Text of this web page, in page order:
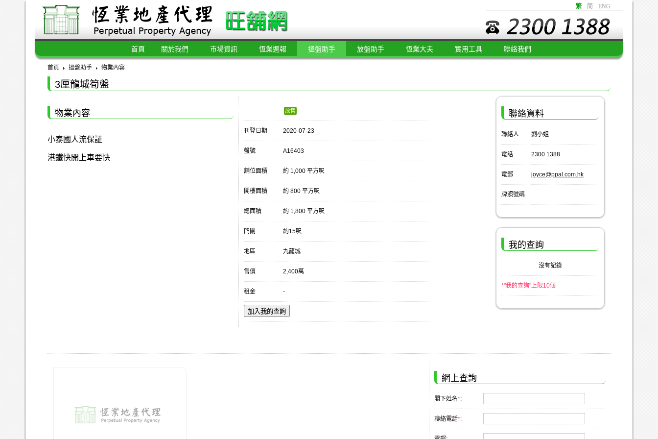
繁 簡 ENG
首頁 關於我們 市場資訊 恆業週報 搵盤助手 放盤助手 恆業大夫 實用工具 聯絡我們
首頁 搵盤助手 物業內容
3厘龍城筍盤
物業內容
小泰國人流保証
港鐵快開上車要快
放售
刊登日期 2020-07-23
盤號 A16403
舖位面積 約 1,000 平方呎
閣樓面積 約 800 平方呎
總面積 約 1,800 平方呎
門闊 約15呎
地區 九龍城
售價 2,400萬
租金 -
加入我的查詢
聯絡資料
聯絡人 劉小姐
電話 2300 1388
電郵 joyce@ppal.com.hk
牌照號碼
我的查詢
沒有記錄
*"我的查詢"上限10個
網上查詢
閣下姓名*:
聯絡電話*: